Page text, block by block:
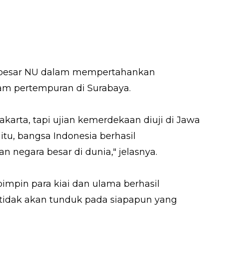
NU dalam mempertahankan
pertempuran di Surabaya.
tapi ujian kemerdekaan diuji di Jawa
bangsa Indonesia berhasil
negara besar di dunia," jelasnya.
para kiai dan ulama berhasil
akan tunduk pada siapapun yang